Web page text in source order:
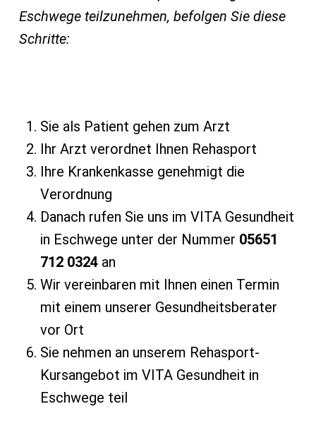
Eschwege teilzunehmen, befolgen Sie diese
Schritte:
Sie als Patient gehen zum Arzt
Ihr Arzt verordnet Ihnen Rehasport
Ihre Krankenkasse genehmigt die
Verordnung
Danach rufen Sie uns im VITA Gesundheit
in Eschwege unter der Nummer 05651
712 0324 an
Wir vereinbaren mit Ihnen einen Termin
mit einem unserer Gesundheitsberater
vor Ort
Sie nehmen an unserem Rehasport-
Kursangebot im VITA Gesundheit in
Eschwege teil